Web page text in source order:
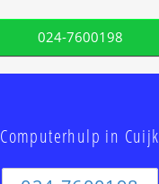
024-7600198
Computerhulp in Cuijk